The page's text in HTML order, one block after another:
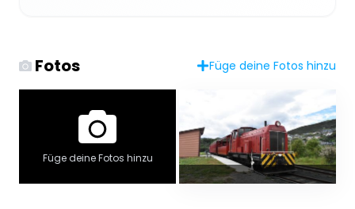
Fotos Füge deine Fotos hinzu
Füge deine Fotos hinzu